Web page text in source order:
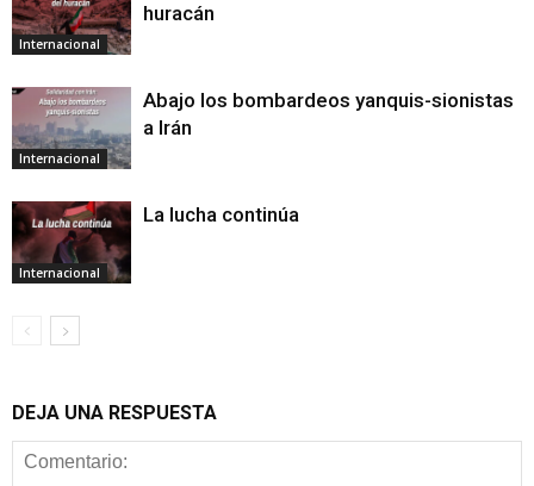
Internacional
huracán
Internacional
Abajo los bombardeos yanquis-sionistas
a Irán
Internacional
La lucha continúa
DEJA UNA RESPUESTA